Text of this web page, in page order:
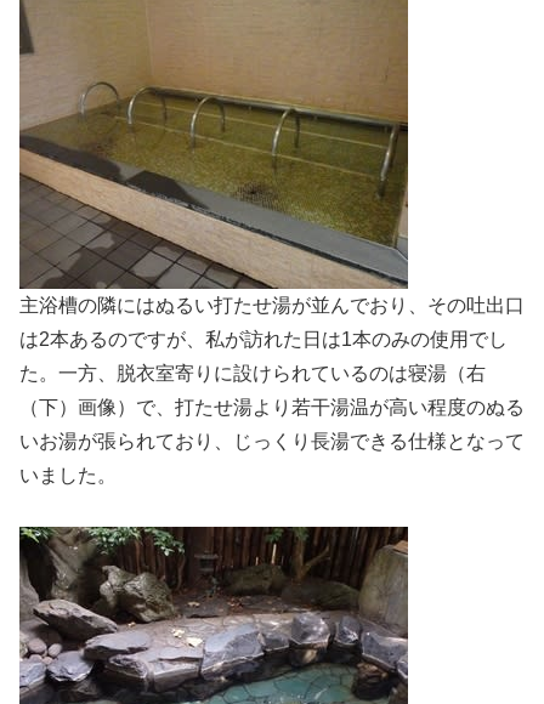
主浴槽の隣にはぬるい打たせ湯が並んでおり、その吐出口
は2本あるのですが、私が訪れた日は1本のみの使用でし
た。一方、脱衣室寄りに設けられているのは寝湯（右
（下）画像）で、打たせ湯より若干湯温が高い程度のぬる
いお湯が張られており、じっくり長湯できる仕様となって
いました。